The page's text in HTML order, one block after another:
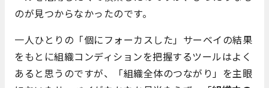
のが見つからなかったのです。
一人ひとりの「個にフォーカスした」サーベイの結果
をもとに組織コンディションを把握するツールはよく
あると思うのですが、「組織全体のつながり」を主眼